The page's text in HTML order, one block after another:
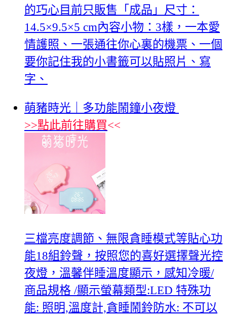
的巧心目前只販售「成品」尺寸：
14.5×9.5×5 cm內容小物：3樣，一本愛
情護照、一張通往你心裏的機票、一個
要你記住我的小書籤可以貼照片、寫
字、
萌豬時光｜多功能鬧鐘小夜燈
>>點此前往購買<<
三檔亮度調節、無限貪睡模式等貼心功
能18組鈴聲，按照您的喜好選擇聲光控
夜燈，溫馨伴睡溫度顯示，感知冷暖/
商品規格 /顯示螢幕類型:LED 特殊功
能: 照明,溫度計,貪睡鬧鈴防水: 不可以